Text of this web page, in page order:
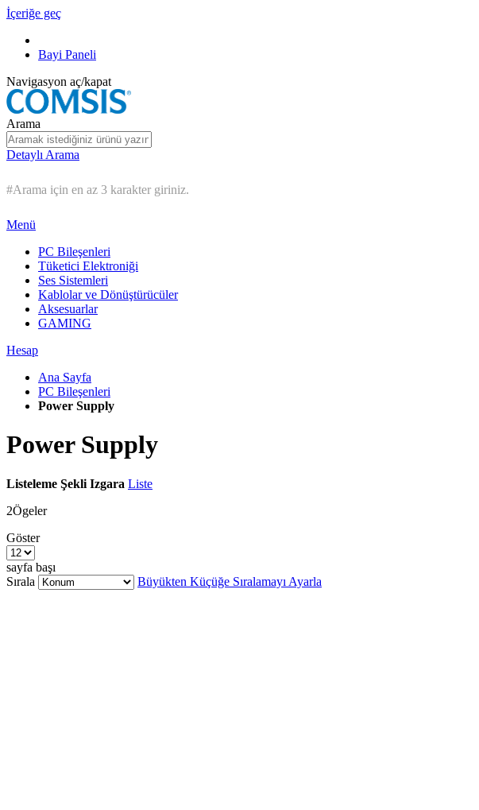
İçeriğe geç
Bayi Paneli
Navigasyon aç/kapat
Arama
Detaylı Arama
#Arama için en az 3 karakter giriniz.
Menü
PC Bileşenleri
Tüketici Elektroniği
Ses Sistemleri
Kablolar ve Dönüştürücüler
Aksesuarlar
GAMING
Hesap
Ana Sayfa
PC Bileşenleri
Power Supply
Power Supply
Listeleme Şekli Izgara Liste
2Ögeler
Göster
sayfa başı
Sırala
Büyükten Küçüğe Sıralamayı Ayarla